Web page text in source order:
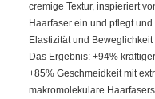
cremige Textur, inspieriert
Haarfaser ein und pflegt
Elastizität und
Das Ergebnis: +94%
+85% Geschmeidkeit mit
makromolekulare